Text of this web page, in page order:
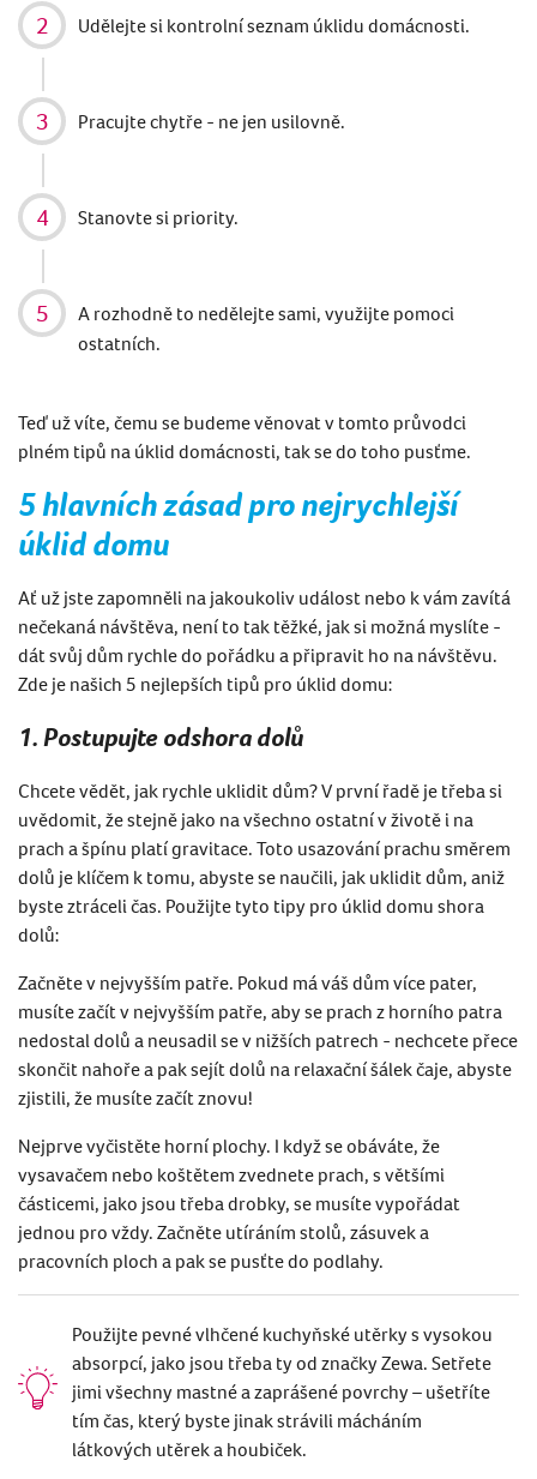
Udělejte si kontrolní seznam úklidu domácnosti.
Pracujte chytře - ne jen usilovně.
Stanovte si priority.
A rozhodně to nedělejte sami, využijte pomoci
ostatních.
Teď už víte, čemu se budeme věnovat v tomto průvodci
plném tipů na úklid domácnosti, tak se do toho pusťme.
5 hlavních zásad pro nejrychlejší
úklid domu
Ať už jste zapomněli na jakoukoliv událost nebo k vám zavítá
nečekaná návštěva, není to tak těžké, jak si možná myslíte -
dát svůj dům rychle do pořádku a připravit ho na návštěvu.
Zde je našich 5 nejlepších tipů pro úklid domu:
1. Postupujte odshora dolů
Chcete vědět, jak rychle uklidit dům? V první řadě je třeba si
uvědomit, že stejně jako na všechno ostatní v životě i na
prach a špínu platí gravitace. Toto usazování prachu směrem
dolů je klíčem k tomu, abyste se naučili, jak uklidit dům, aniž
byste ztráceli čas. Použijte tyto tipy pro úklid domu shora
dolů:
Začněte v nejvyšším patře. Pokud má váš dům více pater,
musíte začít v nejvyšším patře, aby se prach z horního patra
nedostal dolů a neusadil se v nižších patrech - nechcete přece
skončit nahoře a pak sejít dolů na relaxační šálekčaje, abyste
zjistili, že musíte začít znovu!
Nejprve vyčistěte horní plochy. I když se obáváte, že
vysavačem nebo koštětem zvednete prach, s většími
částicemi, jako jsou třeba drobky, se musíte vypořádat
jednou pro vždy. Začněte utíráním stolů, zásuvek a
pracovních ploch a pak se pusťte do podlahy.
Použijte pevné vlhčené kuchyňské utěrky s vysokou
absorpcí, jako jsou třeba ty od značky Zewa. Setřete
jimi všechny mastné a zaprášené povrchy – ušetříte
tím čas, který byste jinak strávili mácháním
látkových utěrek a houbiček.